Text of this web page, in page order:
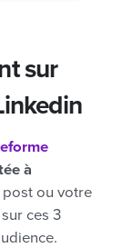
sur
à
post ou votre
ces 3